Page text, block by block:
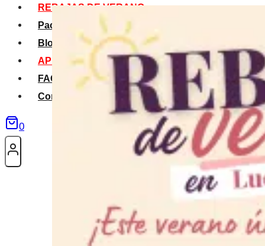
REBAJAS DE VERANO
Packs Verano
Blog
APP La Tribu
FAQS
Contacto
0